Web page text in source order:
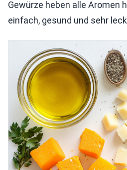
Gewürze heben alle Aromen
einfach, gesund und sehr